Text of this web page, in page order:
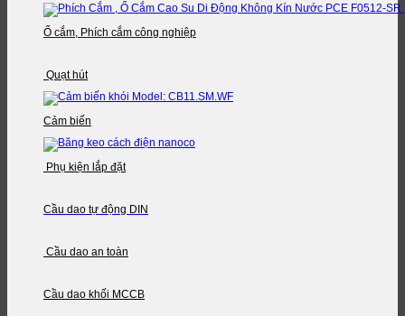
Ổ cắm, Phích cắm công nghiệp
Quạt hút
Cảm biến
Phụ kiện lắp đặt
Cầu dao tự động DIN
Cầu dao an toàn
Cầu dao khối MCCB